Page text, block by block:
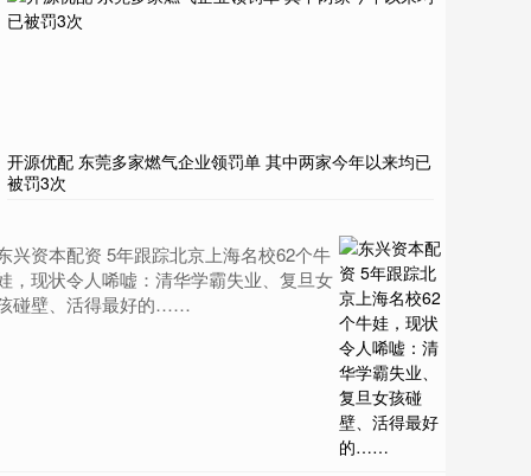
开源优配 东莞多家燃气企业领罚单 其中两家今年以来均已
被罚3次
兴资本配资 5年跟踪北京上海名校62个牛
，现状令人唏嘘：清华学霸失业、复旦女
碰壁、活得最好的……